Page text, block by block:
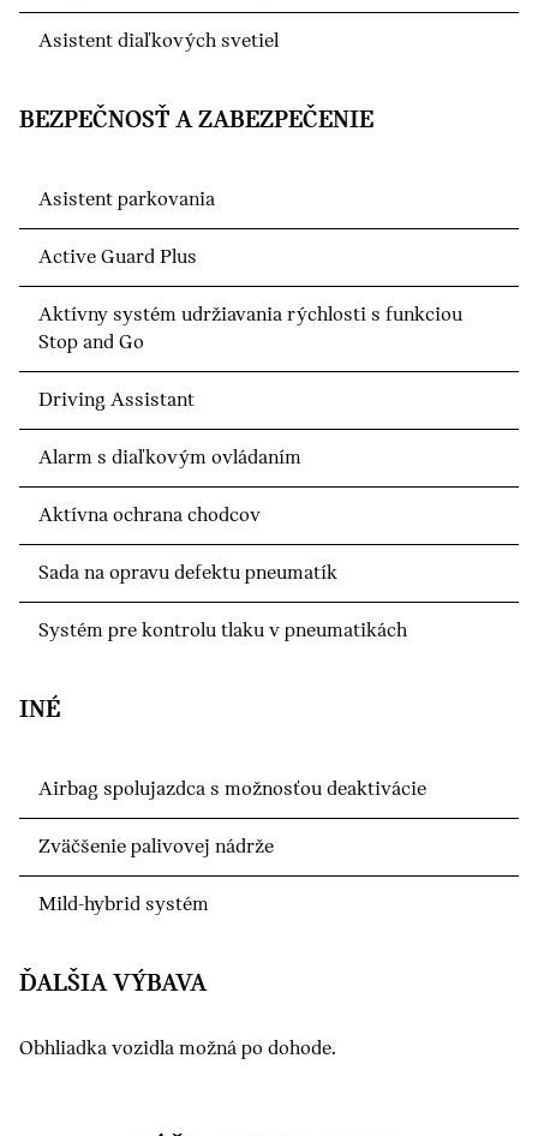
Asistent diaľkových svetiel
BEZPEČNOSŤ A ZABEZPEČENIE
Asistent parkovania
Active Guard Plus
Aktívny systém udržiavania rýchlosti s funkciou
Stop and Go
Driving Assistant
Alarm s diaľkovým ovládaním
Aktívna ochrana chodcov
Sada na opravu defektu pneumatík
Systém pre kontrolu tlaku v pneumatikách
INÉ
Airbag spolujazdca s možnosťou deaktivácie
Zväčšenie palivovej nádrže
Mild-hybrid systém
ĎALŠIA VÝBAVA
Obhliadka vozidla možná po dohode.